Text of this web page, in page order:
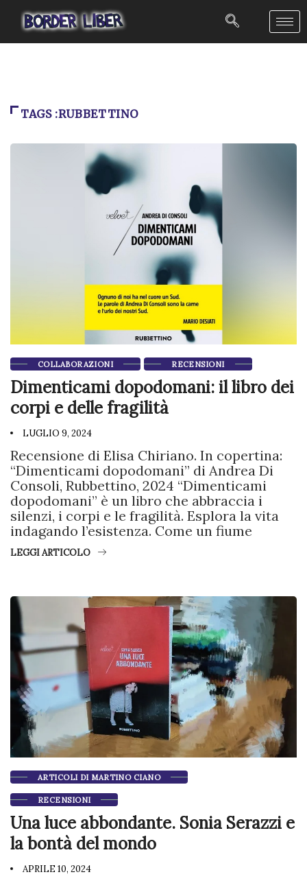
TAGS :RUBBETTINO
COLLABORAZIONI RECENSIONI
Dimenticami dopodomani: il libro dei
corpi e delle fragilità
LUGLIO 9, 2024
Recensione di Elisa Chiriano. In copertina:
“Dimenticami dopodomani” di Andrea Di
Consoli, Rubbettino, 2024 “Dimenticami
dopodomani” è un libro che abbraccia i
silenzi, i corpi e le fragilità. Esplora la vita
indagando l’esistenza. Come un fiume
LEGGI ARTICOLO
ARTICOLI DI MARTINO CIANO
RECENSIONI
Una luce abbondante. Sonia Serazzi e
la bontà del mondo
APRILE 10, 2024